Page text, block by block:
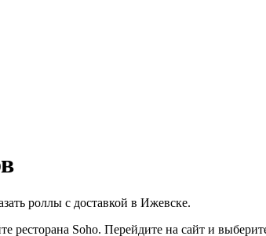
роллы с доставкой в Ижевске.
ресторана Soho. Перейдите на сайт и